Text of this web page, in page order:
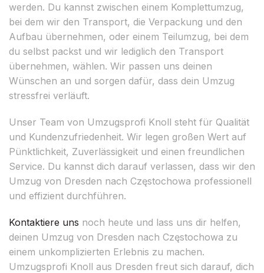
werden. Du kannst zwischen einem Komplettumzug,
bei dem wir den Transport, die Verpackung und den
Aufbau übernehmen, oder einem Teilumzug, bei dem
du selbst packst und wir lediglich den Transport
übernehmen, wählen. Wir passen uns deinen
Wünschen an und sorgen dafür, dass dein Umzug
stressfrei verläuft.
Unser Team von Umzugsprofi Knoll steht für Qualität
und Kundenzufriedenheit. Wir legen großen Wert auf
Pünktlichkeit, Zuverlässigkeit und einen freundlichen
Service. Du kannst dich darauf verlassen, dass wir den
Umzug von Dresden nach Częstochowa professionell
und effizient durchführen.
Kontaktiere uns noch heute und lass uns dir helfen,
deinen Umzug von Dresden nach Częstochowa zu
einem unkomplizierten Erlebnis zu machen.
Umzugsprofi Knoll aus Dresden freut sich darauf, dich